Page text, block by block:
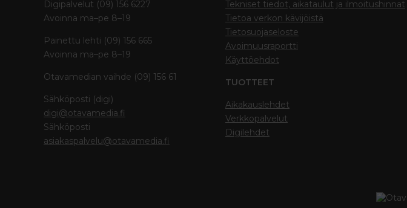
Digipalvelut (09) 156 6227
Avoinna ma–pe 8–19
Painettu lehti (09) 156 665
Avoinna ma–pe 8–19
Otavamedian vaihde (09) 156 61
Sähköposti (digi)
digi@otavamedia.fi
Sähköposti
asiakaspalvelu@otavamedia.fi
Tekniset tiedot, aikataulut ja ilmoitushinnat
Tietoa verkon kävijöistä
Tietosuojaseloste
Avoimuusraportti
Käyttöehdot
TUOTTEET
Aikakauslehdet
Verkkopalvelut
Digilehdet